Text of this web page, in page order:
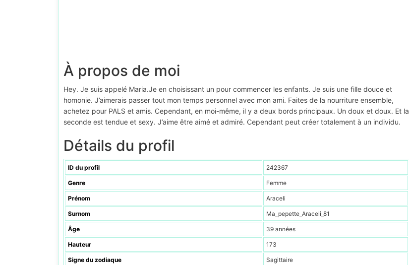
À propos de moi
Hey. Je suis appelé Maria.Je en choisissant un pour commencer les enfants. Je suis une fille douce et
homonie. J’aimerais passer tout mon temps personnel avec mon ami. Faites de la nourriture ensemble,
achetez pour PALS et amis. Cependant, en moi-même, il y a deux bords principaux. Un doux et doux. Et la
seconde est tendue et sexy. J’aime être aimé et admiré. Cependant peut créer totalement à un individu.
Détails du profil
ID du profil 242367
Genre Femme
Prénom Araceli
Surnom Ma_pepette_Araceli_81
Âge 39 années
Hauteur 173
Signe du zodiaque Sagittaire